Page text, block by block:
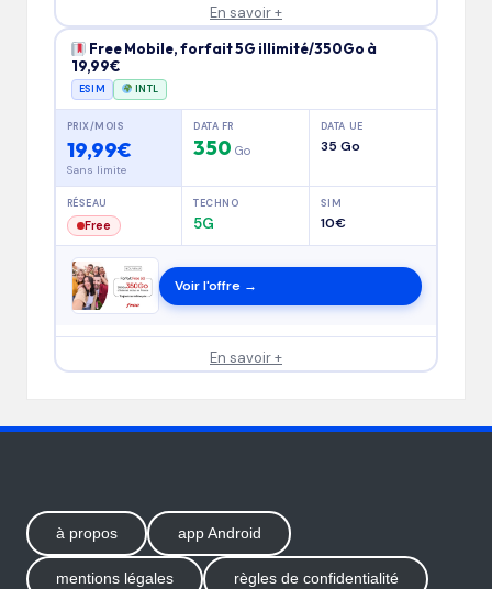
En savoir +
Free Mobile, forfait 5G illimité/350Go à
19,99€
ESIM INTL
PRIX/MOIS
19,99€
Sans limite
DATA FR
350 Go
DATA UE
35 Go
RÉSEAU
Free
TECHNO
5G
SIM
10€
Voir l'offre →
En savoir +
à propos app Android
mentions légales règles de confidentialité